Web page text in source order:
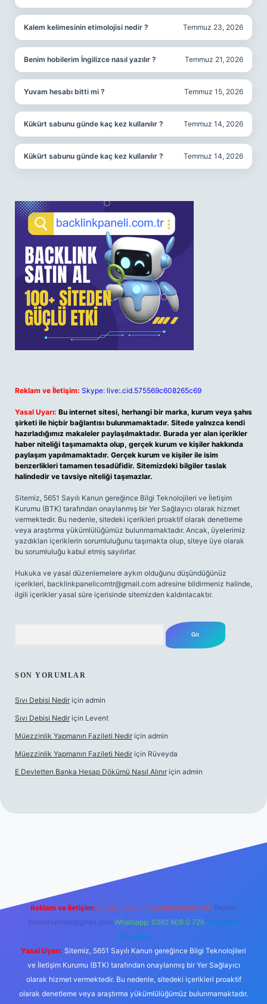
Kalem kelimesinin etimolojisi nedir ? Temmuz 23, 2026
Benim hobilerim İngilizce nasıl yazılır ? Temmuz 21, 2026
Yuvam hesabı bitti mi ? Temmuz 15, 2026
Kükürt sabunu günde kaç kez kullanılır ? Temmuz 14, 2026
Kükürt sabunu günde kaç kez kullanılır ? Temmuz 14, 2026
Reklam ve İletişim: Skype: live:.cid.575569c608265c69
Yasal Uyarı: Bu internet sitesi, herhangi bir marka, kurum veya şahıs
şirketi ile hiçbir bağlantısı bulunmamaktadır. Sitede yalnızca kendi
hazırladığımız makaleler paylaşılmaktadır. Burada yer alan içerikler
haber niteliği taşımamakta olup, gerçek kurum ve kişiler hakkında
paylaşım yapılmamaktadır. Gerçek kurum ve kişiler ile isim
benzerlikleri tamamen tesadüfidir. Sitemizdeki bilgiler taslak
halindedir ve tavsiye niteliği taşımazlar.
Sitemiz, 5651 Sayılı Kanun gereğince Bilgi Teknolojileri ve İletişim
Kurumu (BTK) tarafından onaylanmış bir Yer Sağlayıcı olarak hizmet
vermektedir. Bu nedenle, sitedeki içerikleri proaktif olarak denetleme
veya araştırma yükümlülüğümüz bulunmamaktadır. Ancak, üyelerimiz
yazdıkları içeriklerin sorumluluğunu taşımakta olup, siteye üye olarak
bu sorumluluğu kabul etmiş sayılırlar.
Hukuka ve yasal düzenlemelere aykırı olduğunu düşündüğünüz
içerikleri, backlinkpanelicomtr@gmail.com adresine bildirmeniz halinde,
ilgili içerikler yasal süre içerisinde sitemizden kaldırılacaktır.
SON YORUMLAR
Sıvı Debisi Nedir için admin
Sıvı Debisi Nedir için Levent
Müezzinlik Yapmanın Fazileti Nedir için admin
Müezzinlik Yapmanın Fazileti Nedir için Rüveyda
E Devletten Banka Hesap Dökümü Nasıl Alınır için admin
Reklam ve İletişim: E-mail: backlinkpaneli@gmail.com Teams:
forumhizmeti@gmail.com Whatsapp: 0262 606 0 726 Telegram:
@karabul
Yasal Uyarı: Sitemiz, 5651 Sayılı Kanun gereğince Bilgi Teknolojileri
ve İletişim Kurumu (BTK) tarafından onaylanmış bir Yer Sağlayıcı
olarak hizmet vermektedir. Bu nedenle, sitedeki içerikleri proaktif
olarak denetleme veya araştırma yükümlülüğümüz bulunmamaktadır.